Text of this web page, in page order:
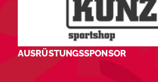
AUSRÜSTUNGSSPONSOR